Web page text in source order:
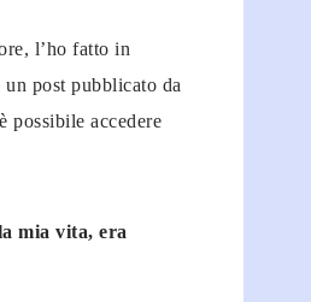
l’ho fatto in
post pubblicato da
possibile accedere
mia vita, era